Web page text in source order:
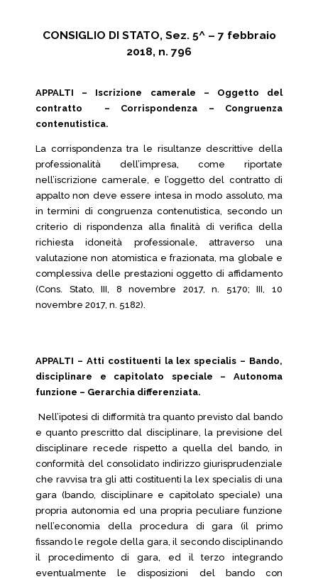
CONSIGLIO DI STATO, Sez. 5^ – 7 febbraio
2018, n. 796
APPALTI – Iscrizione camerale – Oggetto del
contratto – Corrispondenza – Congruenza
contenutistica.
La corrispondenza tra le risultanze descrittive della
professionalità dell’impresa, come riportate
nell’iscrizione camerale, e l’oggetto del contratto di
appalto non deve essere intesa in modo assoluto, ma
in termini di congruenza contenutistica, secondo un
criterio di rispondenza alla finalità di verifica della
richiesta idoneità professionale, attraverso una
valutazione non atomistica e frazionata, ma globale e
complessiva delle prestazioni oggetto di affidamento
(Cons. Stato, III, 8 novembre 2017, n. 5170; III, 10
novembre 2017, n. 5182).
APPALTI – Atti costituenti la lex specialis – Bando,
disciplinare e capitolato speciale – Autonoma
funzione – Gerarchia differenziata.
Nell’ipotesi di difformità tra quanto previsto dal bando
e quanto prescritto dal disciplinare, la previsione del
disciplinare recede rispetto a quella del bando, in
conformità del consolidato indirizzo giurisprudenziale
che ravvisa tra gli atti costituenti la lex specialis di una
gara (bando, disciplinare e capitolato speciale) una
propria autonomia ed una propria peculiare funzione
nell’economia della procedura di gara (il primo
fissando le regole della gara, il secondo disciplinando
il procedimento di gara, ed il terzo integrando
eventualmente le disposizioni del bando con